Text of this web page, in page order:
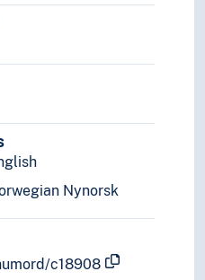
Nynorsk
c18908